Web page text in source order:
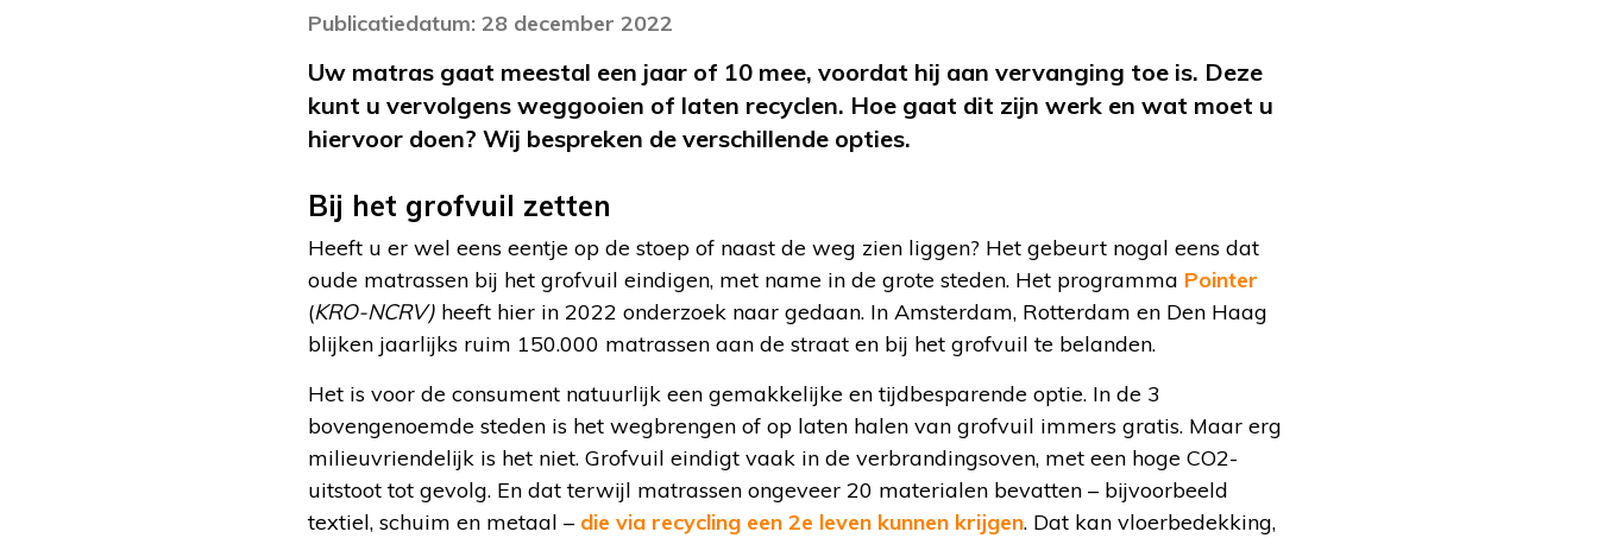
Publicatiedatum: 28 december 2022
Uw matras gaat meestal een jaar of 10 mee, voordat hij aan vervanging toe is. Deze
kunt u vervolgens weggooien of laten recyclen. Hoe gaat dit zijn werk en wat moet u
hiervoor doen? Wij bespreken de verschillende opties.
Bij het grofvuil zetten
Heeft u er wel eens eentje op de stoep of naast de weg zien liggen? Het gebeurt nogal eens dat
oude matrassen bij het grofvuil eindigen, met name in de grote steden. Het programma Pointer
(KRO-NCRV) heeft hier in 2022 onderzoek naar gedaan. In Amsterdam, Rotterdam en Den Haag
blijken jaarlijks ruim 150.000 matrassen aan de straat en bij het grofvuil te belanden.
Het is voor de consument natuurlijk een gemakkelijke en tijdbesparende optie. In de 3
bovengenoemde steden is het wegbrengen of op laten halen van grofvuil immers gratis. Maar erg
milieuvriendelijk is het niet. Grofvuil eindigt vaak in de verbrandingsoven, met een hoge CO2-
uitstoot tot gevolg. En dat terwijl matrassen ongeveer 20 materialen bevatten – bijvoorbeeld
textiel, schuim en metaal – die via recycling een 2e leven kunnen krijgen. Dat kan vloerbedekking,